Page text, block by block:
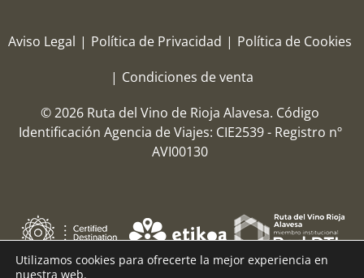
Aviso Legal | Política de Privacidad | Política de Cookies
| Condiciones de venta
© 2026 Ruta del Vino de Rioja Alavesa. Código
Identificación Agencia de Viajes: CIE2539 - Registro nº
AVI00130
Utilizamos cookies para ofrecerte la mejor experiencia en
nuestra web.